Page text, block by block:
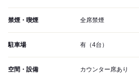
禁煙・喫煙 全席禁煙
駐車場 有（4台）
空間・設備 カウンター席あり